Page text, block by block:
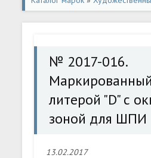
конверты» № 2017-016.
№ 2017-016.
литерой "D" с
зоной для ШПИ
13.02.2017